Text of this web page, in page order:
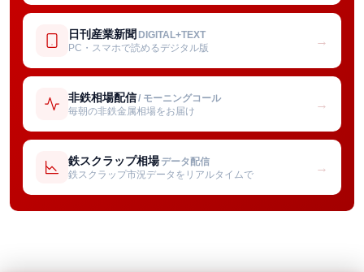
日刊産業新聞 DIGITAL+TEXT
PC・スマホで読めるデジタル版
→
非鉄相場配信/ モーニングコール
毎朝の非鉄金属相場をお届け
→
鉄スクラップ相場 データ配信
鉄スクラップ市況データをリアルタイムで
→